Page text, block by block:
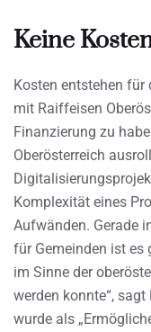
Keine
Kosten entstehen für
mit Raiffeisen
Finanzierung zu
Oberösterreich
Komplexität eines
Aufwänden. Gerade
für Gemeinden ist es
im Sinne der
werden konnte“,
wurde als